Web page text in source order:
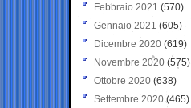
Febbraio 2021 (570)
Gennaio 2021 (605)
Dicembre 2020 (619)
Novembre 2020 (575)
Ottobre 2020 (638)
Settembre 2020(465)